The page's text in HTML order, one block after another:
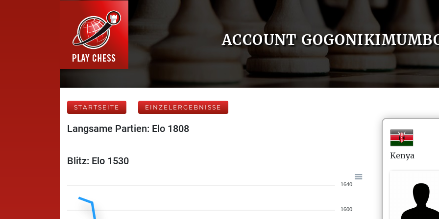
ACCOUNT
STARTSEITE EINZELERGEBNISSE
Langsame Partien: Elo 1808
Blitz: Elo 1530
1640
1600
Kenya